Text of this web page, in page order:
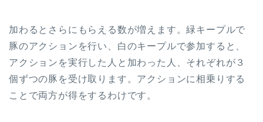
加わるとさらにもらえる数が増えます。緑キープルで
豚のアクションを行い、白のキープルで参加すると、
アクションを実行した人と加わった人、それぞれが３
個ずつの豚を受け取ります。アクションに相乗りする
ことで両方が得をするわけです。